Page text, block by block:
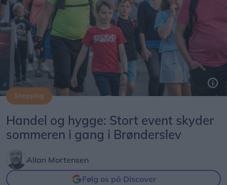
Shopping
Handel og hygge: Stort event skyder
sommeren i gang i Brønderslev
Allan Mortensen
Følg os på Discover